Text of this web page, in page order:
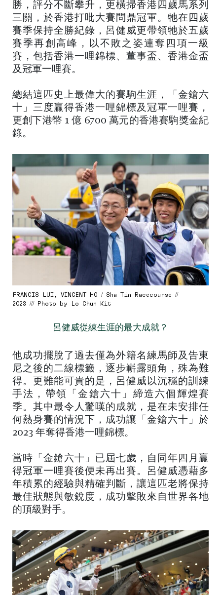
勝，評分不斷攀升，更橫掃香港四歲馬系列
三關，於香港打吡大賽問鼎冠軍。牠在四歲
賽季保持全勝紀錄，呂健威更帶領牠於五歲
賽季再創高峰，以不敗之姿連奪四項一級
賽，包括香港一哩錦標、董事盃、香港金盃
及冠軍一哩賽。
總結這匹史上最偉大的賽駒生涯，「金鎗六
十」三度贏得香港一哩錦標及冠軍一哩賽，
更創下港幣 1 億 6700 萬元的香港賽駒獎金紀
錄。
FRANCIS LUI, VINCENT HO / Sha Tin Racecourse //
2023 /// Photo by Lo Chun Kit
呂健威從練生涯的最大成就？
他成功擺脫了過去僅為外籍名練馬師及告東
尼之後的二線標籤，逐步嶄露頭角，殊為難
得。更難能可貴的是，呂健威以沉穩的訓練
手法，帶領「金鎗六十」締造六個輝煌賽
季。其中最令人驚嘆的成就，是在未安排任
何熱身賽的情況下，成功讓「金鎗六十」於
2023 年奪得香港一哩錦標。
當時「金鎗六十」已屆七歲，自同年四月贏
得冠軍一哩賽後便未再出賽。呂健威憑藉多
年積累的經驗與精確判斷，讓這匹老將保持
最佳狀態與敏銳度，成功擊敗來自世界各地
的頂級對手。